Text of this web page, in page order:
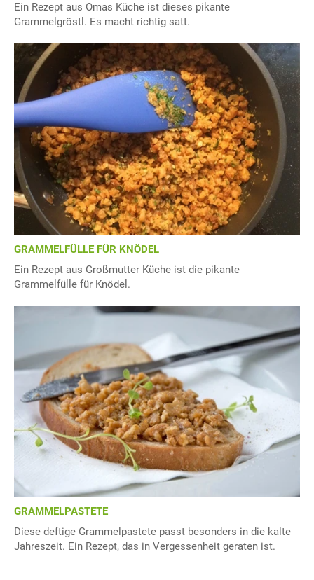
Ein Rezept aus Omas Küche ist dieses pikante
Grammelgröstl. Es macht richtig satt.
GRAMMELFÜLLE FÜR KNÖDEL
Ein Rezept aus Großmutter Küche ist die pikante
Grammelfülle für Knödel.
GRAMMELPASTETE
Diese deftige Grammelpastete passt besonders in die kalte
Jahreszeit. Ein Rezept, das in Vergessenheit geraten ist.